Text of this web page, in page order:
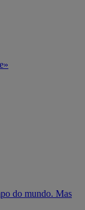
do mundo. Mas